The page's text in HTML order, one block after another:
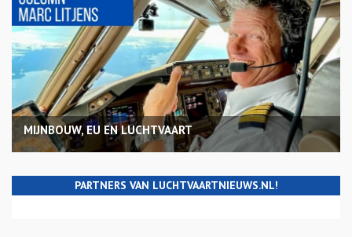
MIJNBOUW, EU EN LUCHTVAART
PARTNERS VAN LUCHTVAARTNIEUWS.NL!